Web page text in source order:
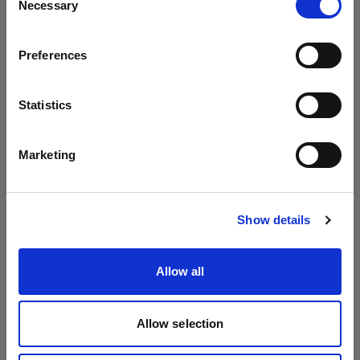
Selection
Necessary
Preferences
Statistics
Marketing
Show details
Allow all
Allow selection
Visitar el sitio